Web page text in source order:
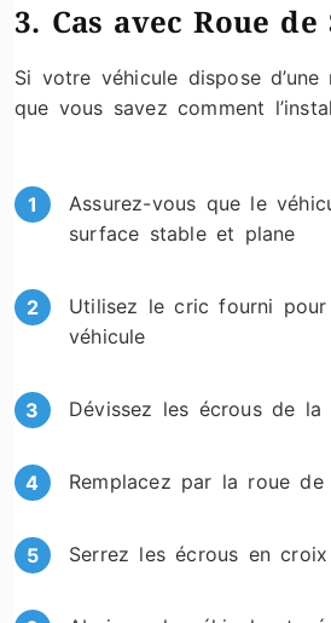
3. Cas avec Roue de
Si votre véhicule dispose
que vous savez comment
Assurez-vous que le
surface stable et plane
Utilisez le cric fourni
véhicule
Dévissez les écrous de la
Remplacez par la roue de
Serrez les écrous en croix